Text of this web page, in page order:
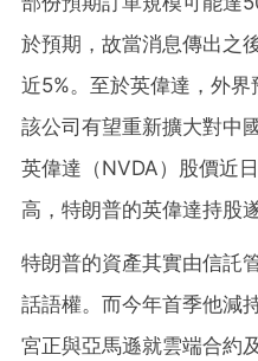
於預期，故當消息傳出之
近5%。至於英偉達，外界
該公司有望重新擴大對中
英偉達（NVDA）股價近
高，特朗普的英偉達持股
特朗普的資產其實由信託
話語權。而今年首季他減
宮正與亞馬遜就雲端合約